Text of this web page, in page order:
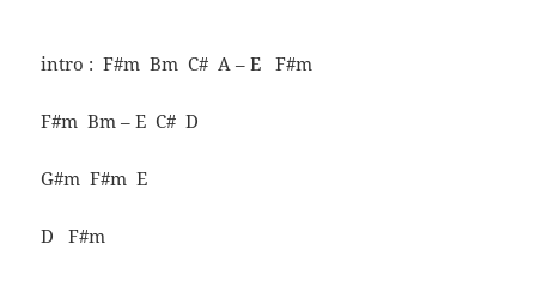
intro : F#m Bm C# A – E F#m
F#m Bm – E C# D
G#m F#m E
D F#m